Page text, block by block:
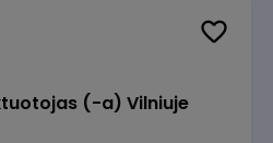
(-a) Vilniuje